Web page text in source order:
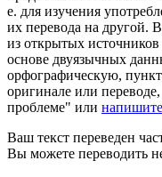
е. для изучения
их перевода на другой.
из открытых
основе двуязычных
орфографическую,
оригинале или
проблеме" или
Ваш текст переведен
Вы можете переводить